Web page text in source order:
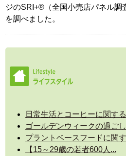
ジのSRI+®（全国小売店パネル調
を調べました。
日常生活とコーヒーに関す
ゴールデンウィークの過ご
プラントベースフードに関
【15～29歳の若者600人...